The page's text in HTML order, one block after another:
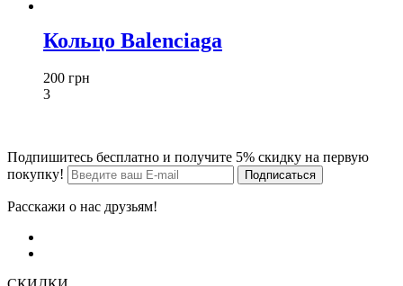
Кольцо Balenciaga
200 грн
3
Подпишитесь бесплатно и получите 5% скидку на первую
покупку!
Расскажи о нас друзьям!